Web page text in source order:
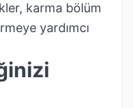
karma bölüm
yardımcı